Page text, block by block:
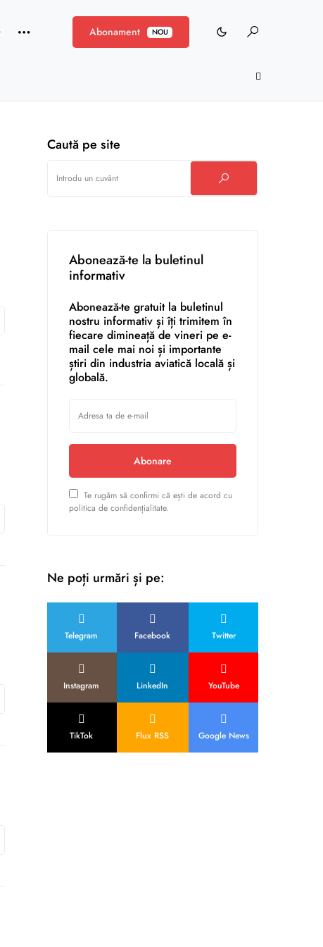
Abonament NOU
Caută pe site
Abonează-te la buletinul
informativ
Abonează-te gratuit la buletinul
nostru informativ și îți trimitem în
fiecare dimineață de vineri pe e-
mail cele mai noi și importante
știri din industria aviatică locală și
globală.
Abonare
Te rugăm să confirmi că ești de acord cu
politica de confidențialitate.
Ne poți urmări și pe:
Telegram Facebook Twitter
Instagram LinkedIn YouTube
TikTok Flux RSS Google News